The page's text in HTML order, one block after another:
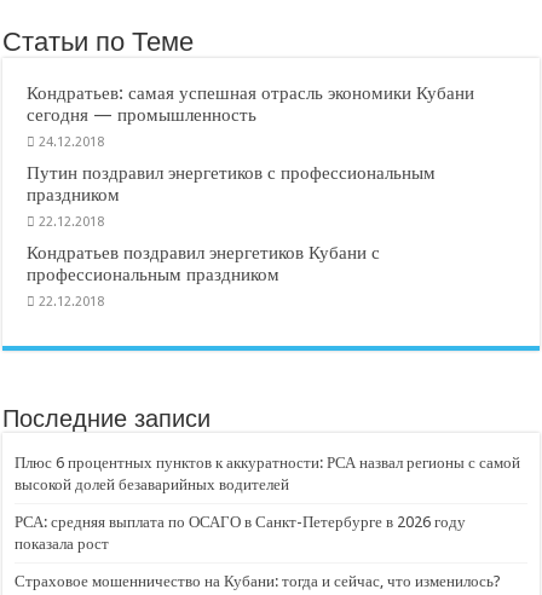
Статьи по Теме
Кондратьев: самая успешная отрасль экономики Кубани
сегодня — промышленность
24.12.2018
Путин поздравил энергетиков с профессиональным
праздником
22.12.2018
Кондратьев поздравил энергетиков Кубани с
профессиональным праздником
22.12.2018
Последние записи
Плюс 6 процентных пунктов к аккуратности: РСА назвал регионы с самой
высокой долей безаварийных водителей
РСА: средняя выплата по ОСАГО в Санкт-Петербурге в 2026 году
показала рост
Страховое мошенничество на Кубани: тогда и сейчас, что изменилось?